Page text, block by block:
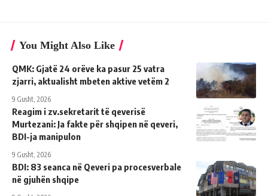
You Might Also Like
QMK: Gjatë 24 orëve ka pasur 25 vatra
zjarri, aktualisht mbeten aktive vetëm 2
9 Gusht, 2026
Reagim i zv.sekretarit të qeverisë
Murtezani: Ja fakte për shqipen në qeveri,
BDI-ja manipulon
9 Gusht, 2026
BDI: 83 seanca në Qeveri pa procesverbale
në gjuhën shqipe